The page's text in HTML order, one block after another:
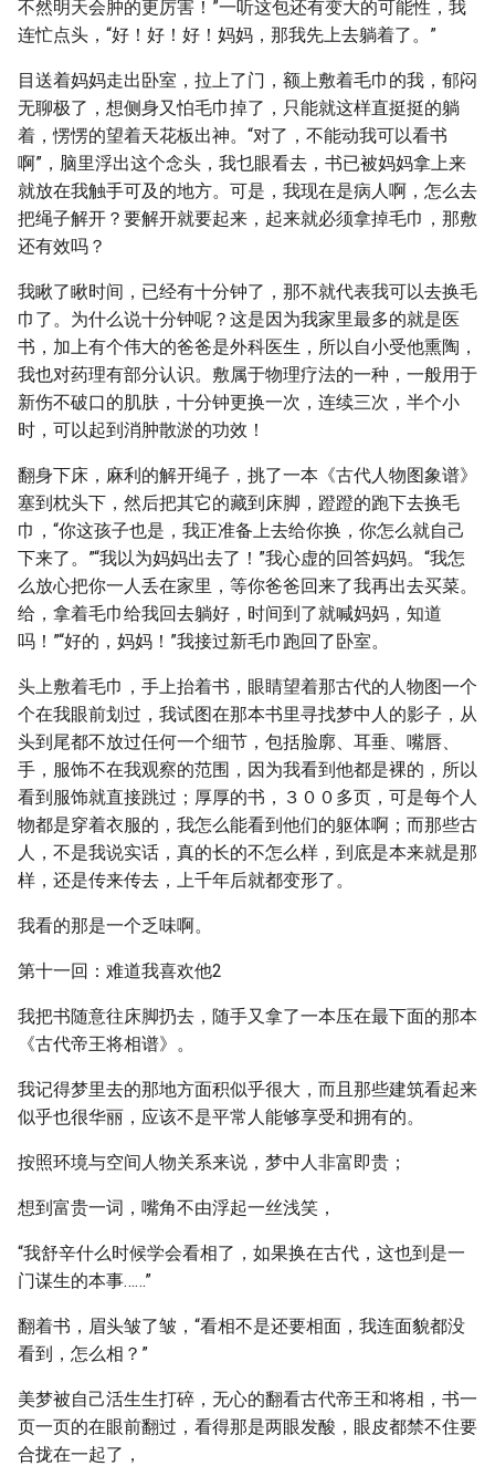
不然明天会肿的更厉害！”一听这包还有变大的可能性，我
连忙点头，“好！好！好！妈妈，那我先上去躺着了。”
目送着妈妈走出卧室，拉上了门，额上敷着毛巾的我，郁闷
无聊极了，想侧身又怕毛巾掉了，只能就这样直挺挺的躺
着，愣愣的望着天花板出神。“对了，不能动我可以看书
啊”，脑里浮出这个念头，我乜眼看去，书已被妈妈拿上来
就放在我触手可及的地方。可是，我现在是病人啊，怎么去
把绳子解开？要解开就要起来，起来就必须拿掉毛巾，那敷
还有效吗？
我瞅了瞅时间，已经有十分钟了，那不就代表我可以去换毛
巾了。为什么说十分钟呢？这是因为我家里最多的就是医
书，加上有个伟大的爸爸是外科医生，所以自小受他熏陶，
我也对药理有部分认识。敷属于物理疗法的一种，一般用于
新伤不破口的肌肤，十分钟更换一次，连续三次，半个小
时，可以起到消肿散淤的功效！
翻身下床，麻利的解开绳子，挑了一本《古代人物图象谱》
塞到枕头下，然后把其它的藏到床脚，蹬蹬的跑下去换毛
巾，“你这孩子也是，我正准备上去给你换，你怎么就自己
下来了。”“我以为妈妈出去了！”我心虚的回答妈妈。“我怎
么放心把你一人丢在家里，等你爸爸回来了我再出去买菜。
给，拿着毛巾给我回去躺好，时间到了就喊妈妈，知道
吗！”“好的，妈妈！”我接过新毛巾跑回了卧室。
头上敷着毛巾，手上抬着书，眼睛望着那古代的人物图一个
个在我眼前划过，我试图在那本书里寻找梦中人的影子，从
头到尾都不放过任何一个细节，包括脸廓、耳垂、嘴唇、
手，服饰不在我观察的范围，因为我看到他都是裸的，所以
看到服饰就直接跳过；厚厚的书，３００多页，可是每个人
物都是穿着衣服的，我怎么能看到他们的躯体啊；而那些古
人，不是我说实话，真的长的不怎么样，到底是本来就是那
样，还是传来传去，上千年后就都变形了。
我看的那是一个乏味啊。
第十一回：难道我喜欢他2
我把书随意往床脚扔去，随手又拿了一本压在最下面的那本
《古代帝王将相谱》。
我记得梦里去的那地方面积似乎很大，而且那些建筑看起来
似乎也很华丽，应该不是平常人能够享受和拥有的。
按照环境与空间人物关系来说，梦中人非富即贵；
想到富贵一词，嘴角不由浮起一丝浅笑，
“我舒辛什么时候学会看相了，如果换在古代，这也到是一
门谋生的本事……”
翻着书，眉头皱了皱，“看相不是还要相面，我连面貌都没
看到，怎么相？”
美梦被自己活生生打碎，无心的翻看古代帝王和将相，书一
页一页的在眼前翻过，看得那是两眼发酸，眼皮都禁不住要
合拢在一起了，